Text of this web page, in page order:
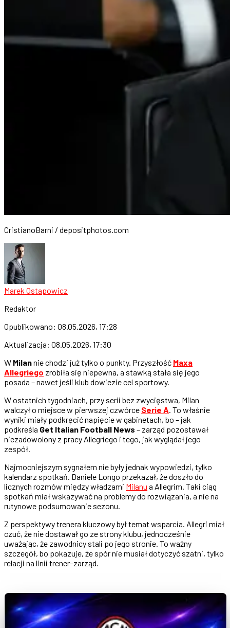
CristianoBarni / depositphotos.com
Marek Ostapowicz
Redaktor
Opublikowano: 08.05.2026, 17:28
Aktualizacja: 08.05.2026, 17:30
W Milannie chodzi już tylko o punkty. Przyszłość Maxa
Allegriego zrobiła się niepewna, a stawką stała się jego
posada – nawet jeśli klub dowiezie cel sportowy.
W ostatnich tygodniach, przy serii bez zwycięstwa, Milan
walczył o miejsce w pierwszej czwórce Serie A. To właśnie
wyniki miały podkręcić napięcie w gabinetach, bo – jak
podkreśla Get Italian Football News – zarząd pozostawał
niezadowolony z pracy Allegriego i tego, jak wyglądał jego
zespół.
Najmocniejszym sygnałem nie były jednak wypowiedzi, tylko
kalendarz spotkań. Daniele Longo przekazał, że doszło do
licznych rozmów między władzami Milanu a Allegrim. Taki ciąg
spotkań miał wskazywać na problemy do rozwiązania, a nie na
rutynowe podsumowanie sezonu.
Z perspektywy trenera kluczowy był temat wsparcia. Allegri miał
czuć, że nie dostawał go ze strony klubu, jednocześnie
uważając, że zawodnicy stali po jego stronie. To ważny
szczegół, bo pokazuje, że spór nie musiał dotyczyć szatni, tylko
relacji na linii trener–zarząd.